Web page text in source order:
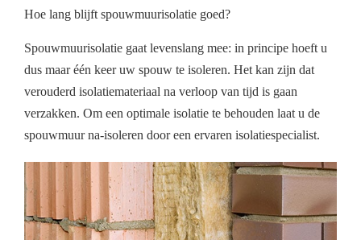
Hoe lang blijft spouwmuurisolatie goed?
Spouwmuurisolatie gaat levenslang mee: in principe hoeft u
dus maar één keer uw spouw te isoleren. Het kan zijn dat
verouderd isolatiemateriaal na verloop van tijd is gaan
verzakken. Om een optimale isolatie te behouden laat u de
spouwmuur na-isoleren door een ervaren isolatiespecialist.